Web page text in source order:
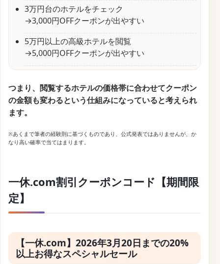
終了時期
未定
割引内容
特別料金で予約可能
一休.comの早割特集では、早期予約ならではの特別料
金やアップグレード、さらにはポイント還元がついた
【一休限定】の早期特典付きプランでは、高級ホテル
や旅館の宿泊が通常よりもお得に楽しめるため、旅行
このキャンペーンチャンスを活かして、贅沢な宿泊体
験をお得に楽しんでください！
公式サイトはこちら